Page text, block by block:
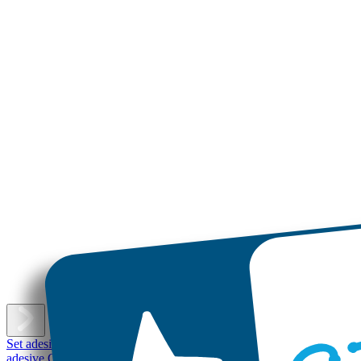
Set adesivi con nome Etichette adesive piccole Etichette adesive
adesive Grandi
Etichette per scarpe